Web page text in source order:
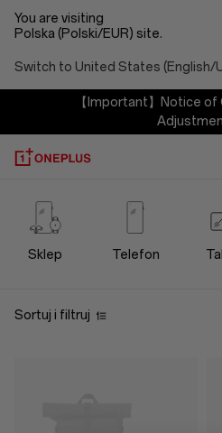
You are visiting
Polska (Polski/EUR) site.
Switch to United States (English/
【Important】Notice
OnePlus
Lifestyle
Sklep Telefon
Sortuj i filtruj